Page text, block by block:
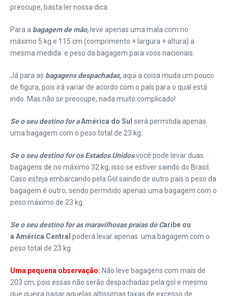
preocupe, basta ler nossa dica.
Para a bagagem de mão, leve apenas uma mala com no
máximo 5 kg e 115 cm (comprimento + largura + altura) a
mesma medida e peso da bagagem para voos nacionais.
Já para as bagagens despachadas,aqui a coisa muda um pouco
de figura, pois irá variar de acordo com o país para o qual está
indo. Mas não se preocupe, nada muito complicado!
Se o seu destino for aAmérica do Sul será permitida apenas
uma bagagem com o peso total de 23 kg.
Se o seu destino for os Estados Unidosvocê pode levar duas
bagagens de no máximo 32 kg, isso se estiver saindo do Brasil.
Caso esteja embarcando pela Gol saindo de outro país o peso da
bagagem é outro, sendo permitido apenas uma bagagem com o
peso máximo de 23 kg.
Se o seu destino for as maravilhosas praias do Caribe ou
a América Central poderá levar apenas uma bagagem com o
peso total de 23 kg.
Uma pequena observação: Não leve bagagens com mais de
203 cm, pois essas não serão despachadas pela gol e mesmo
que queira pagar aquelas altíssimas taxas de excesso de